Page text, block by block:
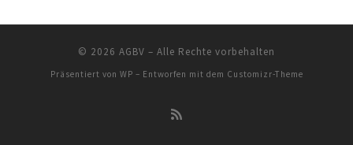
© 2026 AGBV – Alle Rechte vorbehalten
Präsentiert von WP – Entworfen mit dem Customizr-Theme